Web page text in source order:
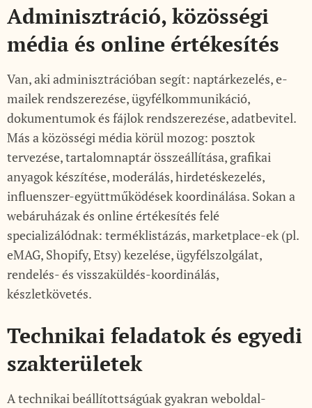
Adminisztráció, közösségi
média és online értékesítés
Van, aki adminisztrációban segít: naptárkezelés, e-
mailek rendszerezése, ügyfélkommunikáció,
dokumentumok és fájlok rendszerezése, adatbevitel.
Más a közösségi média körül mozog: posztok
tervezése, tartalomnaptár összeállítása, grafikai
anyagok készítése, moderálás, hirdetéskezelés,
influenszer-együttműködések koordinálása. Sokan a
webáruházak és online értékesítés felé
specializálódnak: terméklistázás, marketplace-ek (pl.
eMAG, Shopify, Etsy) kezelése, ügyfélszolgálat,
rendelés- és visszaküldés-koordinálás,
készletkövetés.
Technikai feladatok és egyedi
szakterületek
A technikai beállítottságúak gyakran weboldal-